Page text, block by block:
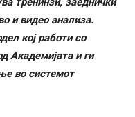
и видео анализа.
кој работи со
Академијата и ги
во системот